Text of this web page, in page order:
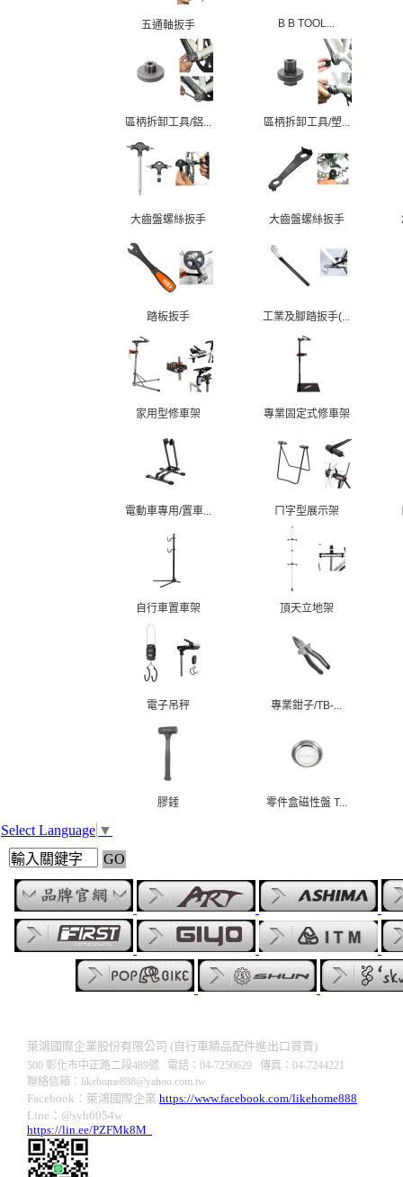
五通軸扳手 B B TOOL...
區柄拆卸工具/鋁... 區柄拆卸工具/塑...
大齒盤螺絲扳手 大齒盤螺絲扳手
踏板扳手 工業及腳踏扳手(...
家用型修車架 專業固定式修車架
電動車專用/置車... ㄇ字型展示架
自行車置車架 頂天立地架
電子吊秤 專業鉗子/TB-...
膠錘 零件盒磁性盤 T...
Select Language ▼
萊鴻國際企業股份有限公司 (自行車精品配件進出口買賣)
500 彰化市中正路二段489號 電話：04-7250629 傳真：04-7244221
聯絡信箱： likehome888@yahoo.com.tw
Facebook：萊鴻國際企業 https://www.facebook.com/likehome888
Line：@syh6054w
https://lin.ee/PZFMk8M